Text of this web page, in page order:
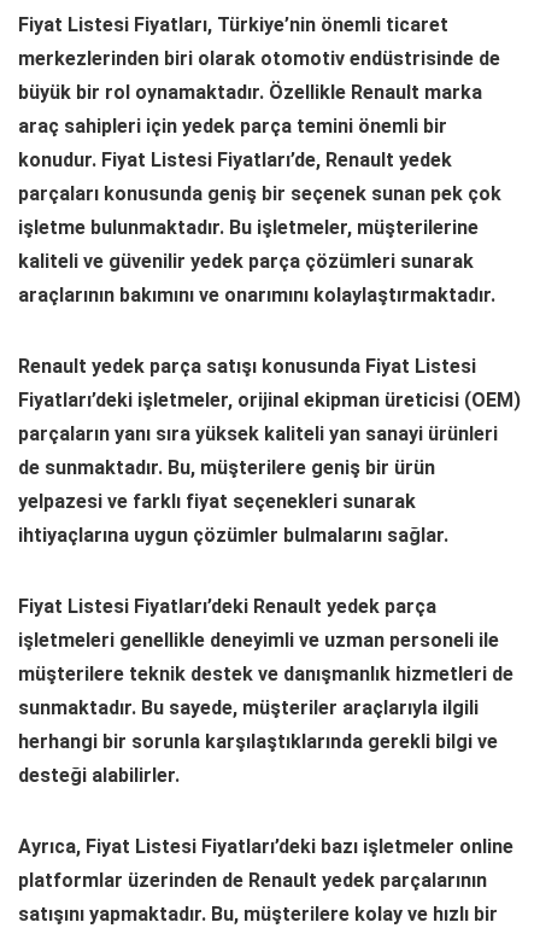
Fiyat Listesi Fiyatları, Türkiye’nin önemli ticaret
merkezlerinden biri olarak otomotiv endüstrisinde de
büyük bir rol oynamaktadır. Özellikle Renault marka
araç sahipleri için yedek parça temini önemli bir
konudur. Fiyat Listesi Fiyatları’de, Renault yedek
parçaları konusunda geniş bir seçenek sunan pek çok
işletme bulunmaktadır. Bu işletmeler, müşterilerine
kaliteli ve güvenilir yedek parça çözümleri sunarak
araçlarının bakımını ve onarımını kolaylaştırmaktadır.
Renault yedek parça satışı konusunda Fiyat Listesi
Fiyatları’deki işletmeler, orijinal ekipman üreticisi (OEM)
parçaların yanı sıra yüksek kaliteli yan sanayi ürünleri
de sunmaktadır. Bu, müşterilere geniş bir ürün
yelpazesi ve farklı fiyat seçenekleri sunarak
ihtiyaçlarına uygun çözümler bulmalarını sağlar.
Fiyat Listesi Fiyatları’deki Renault yedek parça
işletmeleri genellikle deneyimli ve uzman personeli ile
müşterilere teknik destek ve danışmanlık hizmetleri de
sunmaktadır. Bu sayede, müşteriler araçlarıyla ilgili
herhangi bir sorunla karşılaştıklarında gerekli bilgi ve
desteği alabilirler.
Ayrıca, Fiyat Listesi Fiyatları’deki bazı işletmeler online
platformlar üzerinden de Renault yedek parçalarının
satışını yapmaktadır. Bu, müşterilere kolay ve hızlı bir